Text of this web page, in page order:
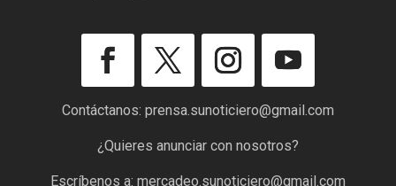
Contáctanos: prensa.sunoticiero@gmail.com
¿Quieres anunciar con nosotros?
Escríbenos a: mercadeo.sunoticiero@gmail.com